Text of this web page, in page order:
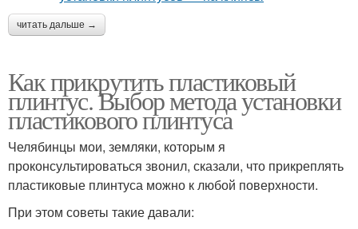
читать дальше →
Как прикрутить пластиковый
плинтус. Выбор метода установки
пластикового плинтуса
Челябинцы мои, земляки, которым я
проконсультироваться звонил, сказали, что прикреплять
пластиковые плинтуса можно к любой поверхности.
При этом советы такие давали: